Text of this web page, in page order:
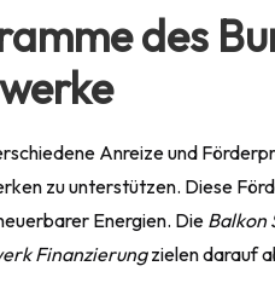
des
Anreize und
zu unterstützen. Diese
Energien. Die Balkon
Finanzierungzielen darauf